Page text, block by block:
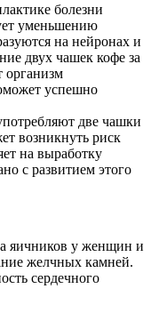
болезни
уменьшению
на нейронах и
двух чашек кофе за
организм
успешно
две чашки
возникнуть риск
на выработку
с развитием этого
яичников у женщин и
желчных камней.
сердечного